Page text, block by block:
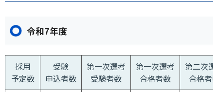
令和7年度
採用
予定数
受験
申込者数
第一次選考
受験者数
第一次選考
合格者数
第二次
合格者